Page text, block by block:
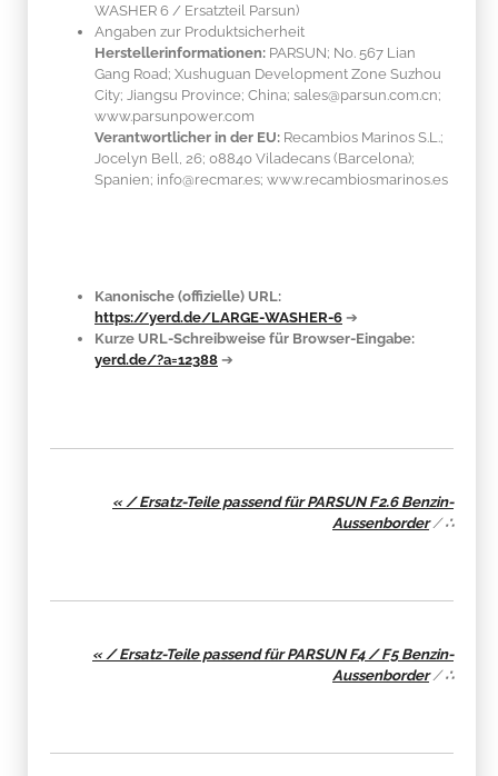
WASHER 6 / Ersatzteil Parsun)
Angaben zur Produktsicherheit
Herstellerinformationen: PARSUN; No. 567 Lian
Gang Road; Xushuguan Development Zone Suzhou
City; Jiangsu Province; China; sales@parsun.com.cn;
www.parsunpower.com
Verantwortlicher in der EU: Recambios Marinos S.L.;
Jocelyn Bell, 26; 08840 Viladecans (Barcelona);
Spanien; info@recmar.es; www.recambiosmarinos.es
Kanonische (offizielle) URL:
https://yerd.de/LARGE-WASHER-6 ➔
Kurze URL-Schreibweise für Browser-Eingabe:
yerd.de/?a=12388 ➔
« / Ersatz-Teile passend für PARSUN F2.6 Benzin-
Aussenborder/∴
« / Ersatz-Teile passend für PARSUN F4 / F5 Benzin-
Aussenborder/∴